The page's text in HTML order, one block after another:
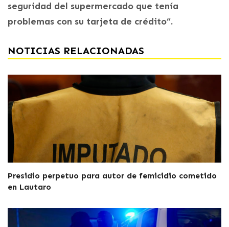
seguridad del supermercado que tenía
problemas con su tarjeta de crédito”.
NOTICIAS RELACIONADAS
Presidio perpetuo para autor de femicidio cometido
en Lautaro